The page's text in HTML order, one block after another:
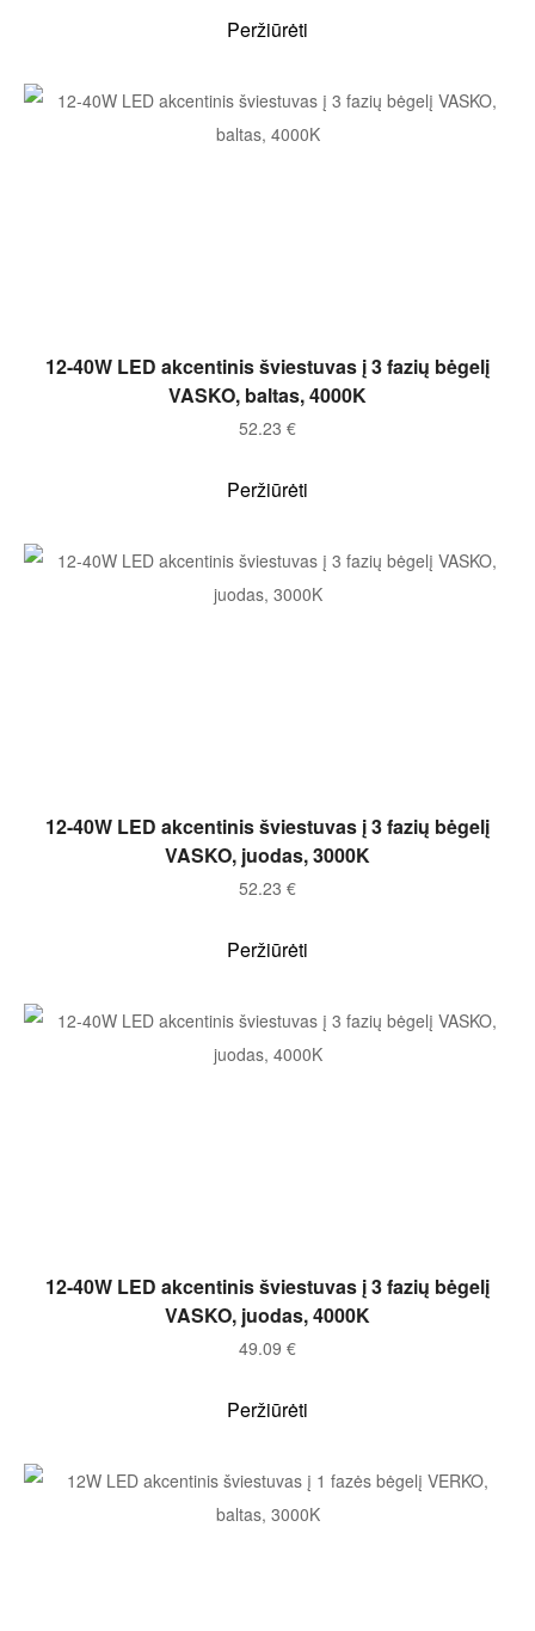
Peržiūrėti
Į KREPŠELĮ
12-40W LED akcentinis šviestuvas į 3 fazių bėgelį
VASKO, baltas, 4000K
52.23 €
Peržiūrėti
Į KREPŠELĮ
12-40W LED akcentinis šviestuvas į 3 fazių bėgelį
VASKO, juodas, 3000K
52.23 €
Peržiūrėti
Į KREPŠELĮ
12-40W LED akcentinis šviestuvas į 3 fazių bėgelį
VASKO, juodas, 4000K
49.09 €
Peržiūrėti